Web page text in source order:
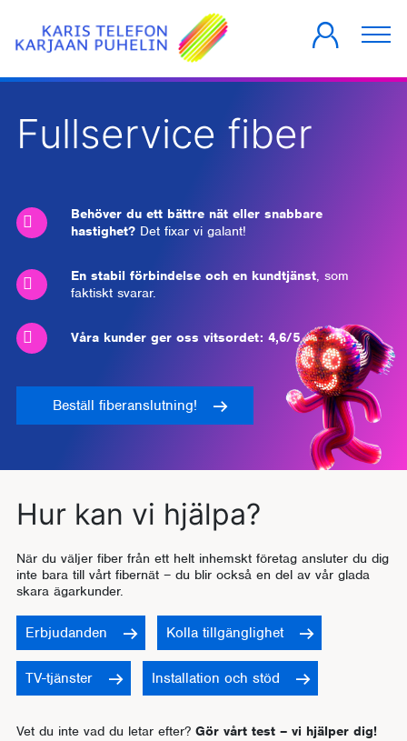
FÖRETAG
Fullservice fiber
Behöver du ett bättre nät eller snabbare
hastighet? Det fixar vi galant!
En stabil förbindelse och en kundtjänst, som
faktiskt svarar.
Våra kunder ger oss vitsordet: 4,6/5
Beställ fiberanslutning!
Hur kan vi hjälpa?
När du väljer fiber från ett helt inhemskt företag ansluter du dig
inte bara till vårt fibernät – du blir också en del av vår glada
skara ägarkunder.
Erbjudanden Kolla tillgänglighet
TV-tjänster Installation och stöd
Vet du inte vad du letar efter? Gör vårt test – vi hjälper dig!